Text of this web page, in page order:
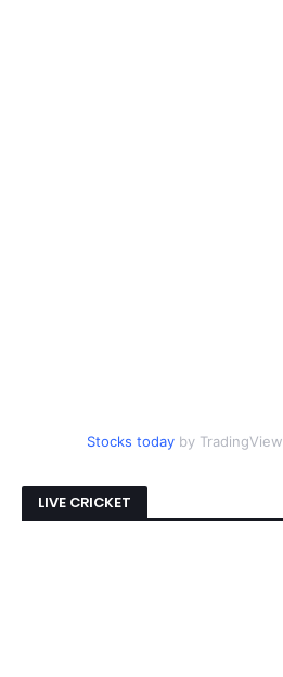
Stocks todayby TradingView
LIVE CRICKET